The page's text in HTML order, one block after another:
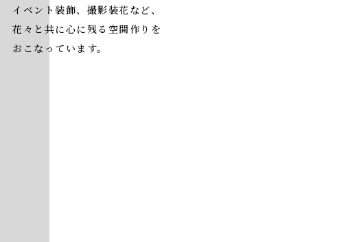
イベント装飾、撮影装花など、
花々と共に心に残る空間作りを
おこなっています。